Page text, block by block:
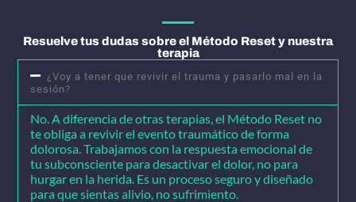
Resuelve tus dudas sobre el Método Reset y nuestra
terapia
¿Voy a tener que revivir el trauma y pasarlo mal en la
sesión?
No. A diferencia de otras terapias, el Método Reset no
te obliga a revivir el evento traumático de forma
dolorosa. Trabajamos con la respuesta emocional de
tu subconsciente para desactivar el dolor, no para
hurgar en la herida. Es un proceso seguro y diseñado
para que sientas alivio, no sufrimiento.